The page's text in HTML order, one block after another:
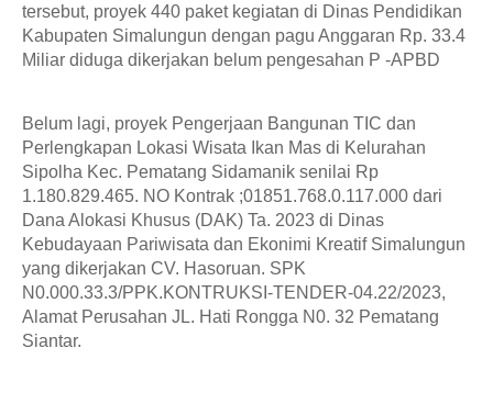
tersebut, proyek 440 paket kegiatan di Dinas Pendidikan
Kabupaten Simalungun dengan pagu Anggaran Rp. 33.4
Miliar diduga dikerjakan belum pengesahan P -APBD
Belum lagi, proyek Pengerjaan Bangunan TIC dan
Perlengkapan Lokasi Wisata Ikan Mas di Kelurahan
Sipolha Kec. Pematang Sidamanik senilai Rp
1.180.829.465. NO Kontrak ;01851.768.0.117.000 dari
Dana Alokasi Khusus (DAK) Ta. 2023 di Dinas
Kebudayaan Pariwisata dan Ekonimi Kreatif Simalungun
yang dikerjakan CV. Hasoruan. SPK
N0.000.33.3/PPK.KONTRUKSI-TENDER-04.22/2023,
Alamat Perusahan JL. Hati Rongga N0. 32 Pematang
Siantar.